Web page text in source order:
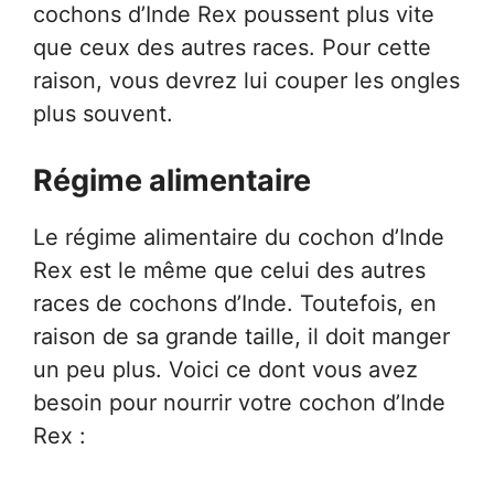
cochons d’Inde Rex poussent plus vite
que ceux des autres races. Pour cette
raison, vous devrez lui couper les ongles
plus souvent.
Régime alimentaire
Le régime alimentaire du cochon d’Inde
Rex est le même que celui des autres
races de cochons d’Inde. Toutefois, en
raison de sa grande taille, il doit manger
un peu plus. Voici ce dont vous avez
besoin pour nourrir votre cochon d’Inde
Rex :